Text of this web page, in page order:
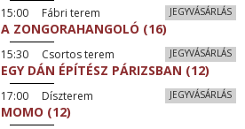
JEGYVÁSÁRLÁS
15:00 Fábri terem
A ZONGORAHANGOLÓ (16)
JEGYVÁSÁRLÁS
15:30 Csortos terem
EGY DÁN ÉPÍTÉSZ PÁRIZSBAN (12)
JEGYVÁSÁRLÁS
17:00 Díszterem
MOMO (12)